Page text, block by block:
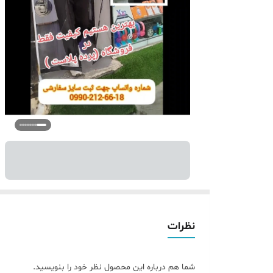
نظرات
شما هم درباره این محصول نظر خود را بنویسید.